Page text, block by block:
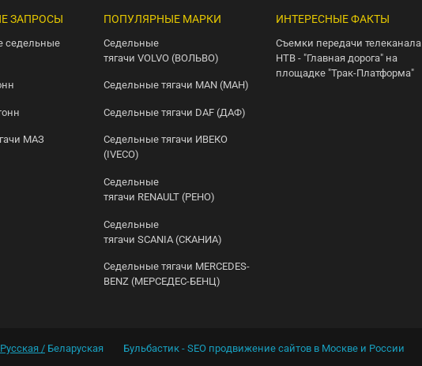
ЗАПРОСЫ
седельные
МАЗ
ПОПУЛЯРНЫЕ МАРКИ
Седельные
тягачи VOLVO (ВОЛЬВО)
Седельные тягачи MAN (МАН)
Седельные тягачи DAF (ДАФ)
Седельные тягачи ИВЕКО
(IVECO)
Седельные
тягачи RENAULT (РЕНО)
Седельные
тягачи SCANIA (СКАНИА)
Седельные тягачи MERCEDES-
BENZ (МЕРСЕДЕС-БЕНЦ)
ИНТЕРЕСНЫЕ ФАКТЫ
Съемки передачи телеканала
НТВ - "Главная дорога" на
площадке "Трак-Платформа"
Бульбастик - SEO продвижение сайтов в Москве и России
Русская / Беларуская